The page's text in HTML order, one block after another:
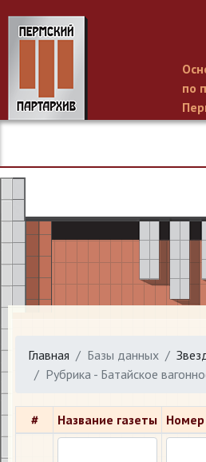
по
Главная Базы данных
Рубрика - Батайское
# Название газеты Номер